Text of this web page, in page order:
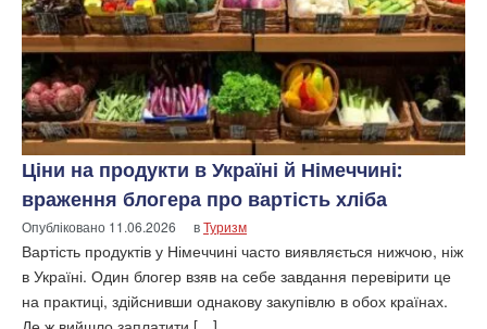
Ціни на продукти в Україні й Німеччині:
враження блогера про вартість хліба
Опубліковано 11.06.2026 вТуризм
Вартість продуктів у Німеччині часто виявляється нижчою, ніж
в Україні. Один блогер взяв на себе завдання перевірити це
на практиці, здійснивши однакову закупівлю в обох країнах.